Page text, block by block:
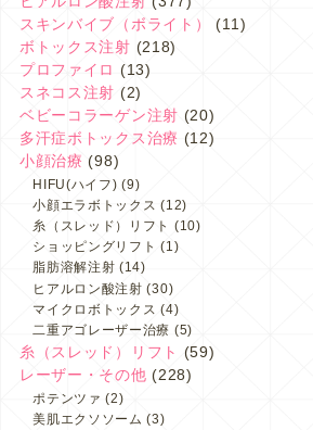
スキンバイブ（ボライト）
(11)
ボトックス注射 (218)
プロファイロ (13)
スネコス注射 (2)
ベビーコラーゲン注射 (20)
多汗症ボトックス治療 (12)
小顔治療 (98)
HIFU(ハイフ) (9)
小顔エラボトックス (12)
糸（スレッド）リフト (10)
ショッピングリフト (1)
脂肪溶解注射 (14)
ヒアルロン酸注射 (30)
マイクロボトックス (4)
二重アゴレーザー治療 (5)
糸（スレッド）リフト (59)
レーザー・その他 (228)
ポテンツァ (2)
美肌エクソソーム (3)